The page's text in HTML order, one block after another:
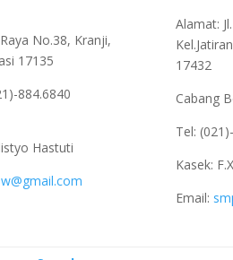
No.38, Kranji,
17135
884.6840
Hastuti
Alamat:
17432
Cabang
Tel:
Kasek:
Email: